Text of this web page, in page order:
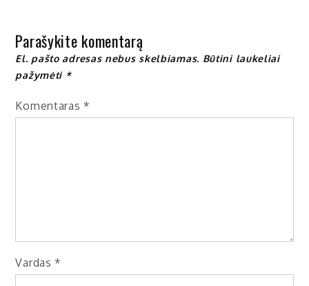
Parašykite komentarą
El. pašto adresas nebus skelbiamas. Būtini laukeliai
pažymėti *
Komentaras *
Vardas *